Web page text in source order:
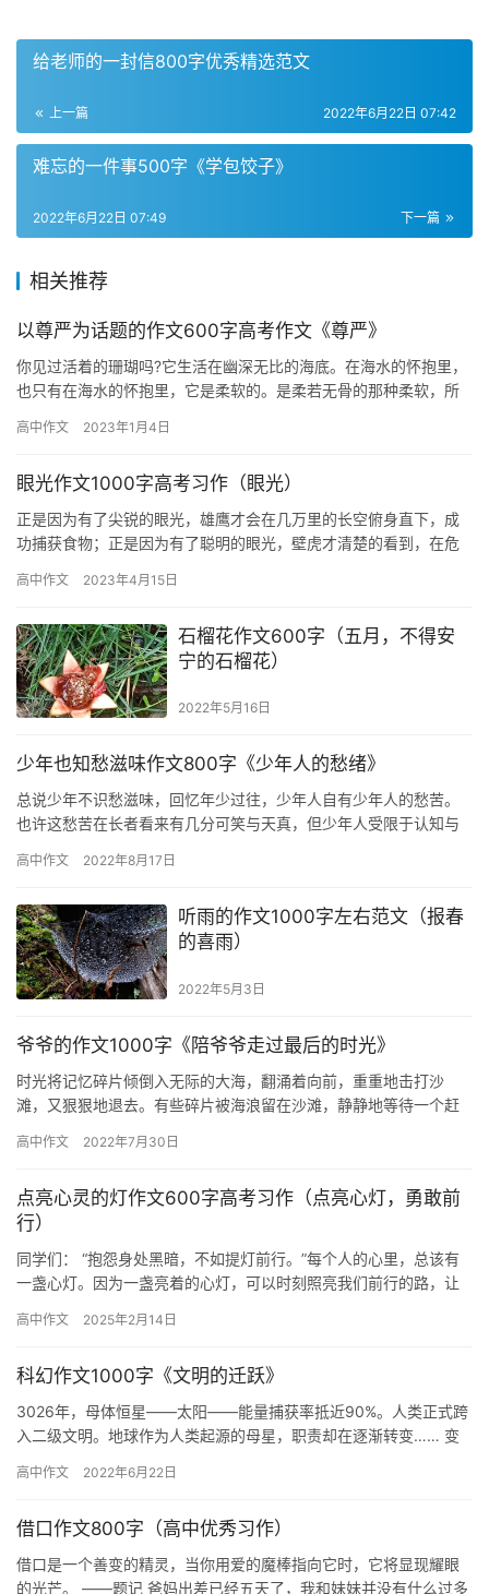
给老师的一封信800字优秀精选范文
上一篇 2022年6月22日 07:42
难忘的一件事500字《学包饺子》
下一篇
2022年6月22日 07:49
相关推荐
以尊严为话题的作文600字高考作文《尊严》
你见过活着的珊瑚吗?它生活在幽深无比的海底。在海水的怀抱里，
也只有在海水的怀抱里，它是柔软的。是柔若无骨的那种柔软，所
在柔…
高中作文 2023年1月4日
眼光作文1000字高考习作（眼光）
正是因为有了尖锐的眼光，雄鹰才会在几万里的长空俯身直下，成
功捕获食物；正是因为有了聪明的眼光，壁虎才清楚的看到，在危
了睿智…
高中作文 2023年4月15日
石榴花作文600字（五月，不得安
宁的石榴花）
2022年5月16日
少年也知愁滋味作文800字《少年人的愁绪》
总说少年不识愁滋味，回忆年少过往，少年人自有少年人的愁苦。
也许这愁苦在长者看来有几分可笑与天真，但少年人受限于认知与
历必有…
高中作文 2022年8月17日
听雨的作文1000字左右范文（报春
的喜雨）
2022年5月3日
爷爷的作文1000字《陪爷爷走过最后的时光》
时光将记忆碎片倾倒入无际的大海，翻涌着向前，重重地击打沙
滩，又狠狠地退去。有些碎片被海浪留在沙滩，静静地等待一个赶
峙着，…
高中作文 2022年7月30日
点亮心灵的灯作文600字高考习作（点亮心灯，勇敢前
行）
同学们： “抱怨身处黑暗，不如提灯前行。”每个人的心里，总该有
一盏心灯。因为一盏亮着的心灯，可以时刻照亮我们前行的路，让
高中作文 2025年2月14日
科幻作文1000字《文明的迁跃》
3026年，母体恒星——太阳——能量捕获率抵近90%。人类正式跨
入二级文明。地球作为人类起源的母星，职责却在逐渐转变…… 变
高中作文 2022年6月22日
借口作文800字（高中优秀习作）
借口是一个善变的精灵，当你用爱的魔棒指向它时，它将显现耀眼
的光芒。 ——题记 爸妈出差已经五天了，我和妹妹并没有什么过多